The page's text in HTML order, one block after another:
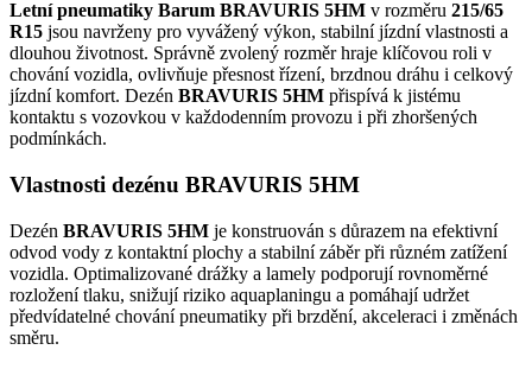
Letní pneumatiky Barum BRAVURIS 5HM v rozměru 215/65
R15 jsou navrženy pro vyvážený výkon, stabilní jízdní vlastnosti a
dlouhou životnost. Správně zvolený rozměr hraje klíčovou roli v
chování vozidla, ovlivňuje přesnost řízení, brzdnou dráhu i celkový
jízdní komfort. Dezén BRAVURIS 5HM přispívá k jistému
kontaktu s vozovkou v každodenním provozu i při zhoršených
podmínkách.
Vlastnosti dezénu BRAVURIS 5HM
Dezén BRAVURIS 5HM je konstruován s důrazem na efektivní
odvod vody z kontaktní plochy a stabilní záběr při různém zatížení
vozidla. Optimalizované drážky a lamely podporují rovnoměrné
rozložení tlaku, snižují riziko aquaplaningu a pomáhají udržet
předvídatelné chování pneumatiky při brzdění, akceleraci i změnách
směru.